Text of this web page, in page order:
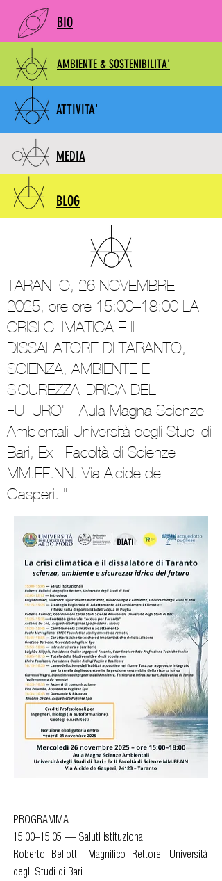
BIO
AMBIENTE & SOSTENIBILITA'
ATTIVITA'
MEDIA
BLOG
TARANTO, 26 NOVEMBRE
2025, ore ore 15:00–18:00 LA
CRISI CLIMATICA E IL
DISSALATORE DI TARANTO,
SCIENZA, AMBIENTE E
SICUREZZA IDRICA DEL
FUTURO" - Aula Magna Scienze
Ambientali Università degli Studi di
Bari, Ex II Facoltà di Scienze
MM.FF.NN. Via Alcide de
Gasperi. "
PROGRAMMA
15:00–15:05 — Saluti istituzionali
Roberto Bellotti, Magnifico Rettore, Università
degli Studi di Bari